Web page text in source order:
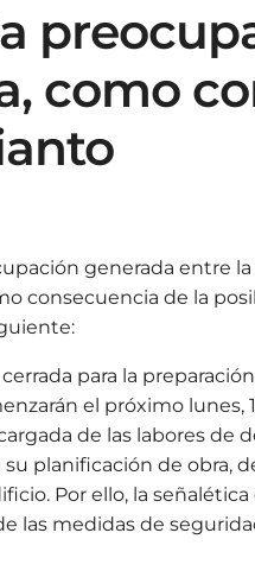
como
generada entre
consecuencia de la
cerrada para la
el próximo lunes,
de las labores de
su planificación de obra,
Por ello, la
las medidas de